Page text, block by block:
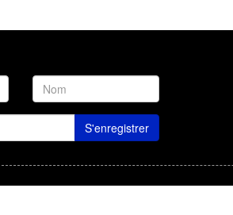
Nom
S'enregistrer